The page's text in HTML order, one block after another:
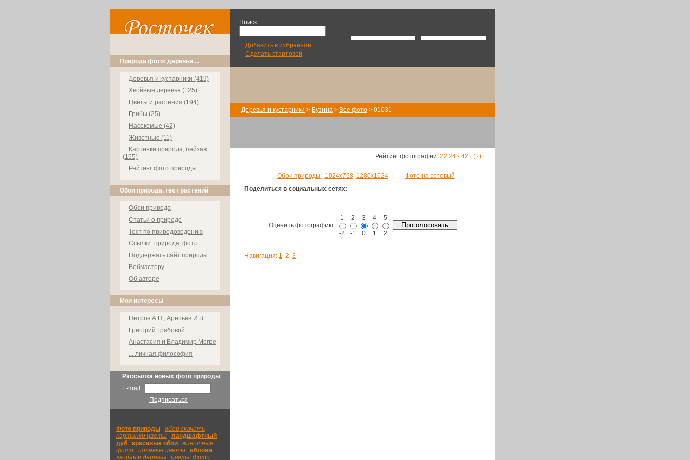
Природа фото: деревья ...
Деревья и кустарники (419)
Хвойные деревья (125)
Цветы и растения (194)
Грибы (25)
Насекомые (42)
Животные (11)
Картинки природа, пейзаж
(155)
Рейтинг фото природы
Обои природа, тест растений
Обои природа
Статьи о природе
Тест по природоведению
Ссылки: природа, фото ...
Поддержать сайт природы
Вебмастеру
Об авторе
Мои интересы
Петров А.Н., Арепьев И.В.
Григорий Грабовой
Анастасия и Владимир Мегре
... личная философия
Рассылка новых фото природы
E-mail:
Подписаться
Фото природы обои скачать
картинки цветы
ландшафтный
дуб
красивые обои
животные
фото
полевые цветы яблоня
хвойные деревья
цветы фото
Поиск:
Добавить в избранное
Сделать стартовой
Деревья и кустарники > Бузина > Все фото > 01031
Рейтинг фотографии: 22.24 - 421 (?)
Обои природы: 1024х768 1280х1024|
Фото на сотовый
Поделиться в социальных сетях:
Оценить фотографию:
1 2 3 4 5
-2 -1 0 1 2
Навигация: 1 2 3